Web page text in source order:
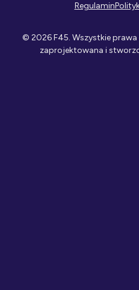
© 2026 F45. Wszystkie
zaprojektowana i
Regulamin